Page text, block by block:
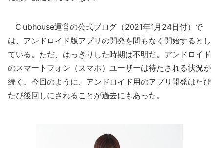
Clubhouse運営の公式ブログ（2021年1月24日付）で
は、アンドロイド版アプリの開発を間もなく開始するとし
ている。ただ、はっきりした時期は不明だ。アンドロイド
のスマートフォン（スマホ）ユーザーは待たされる状況が
続く。今回のように、アンドロイド用のアプリ開発はたび
たび後回しにされることが過去にもあった。